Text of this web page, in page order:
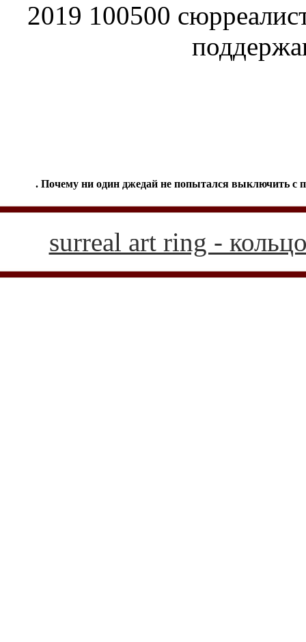
2019 100500
. Почему ни один джедай не попытался выключить
surreal art ring -